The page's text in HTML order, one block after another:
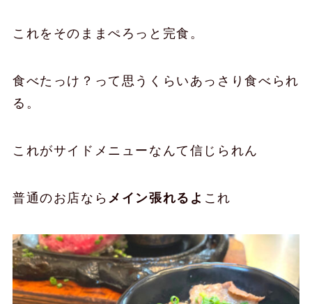
これをそのままぺろっと完食。
食べたっけ？って思うくらいあっさり食べられ
る。
これがサイドメニューなんて信じられん
普通のお店なら メイン張れるよ これ